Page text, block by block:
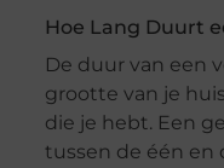
Hoe Lang Duurt
De duur van een
grootte van je
die je hebt. Een
tussen de één en